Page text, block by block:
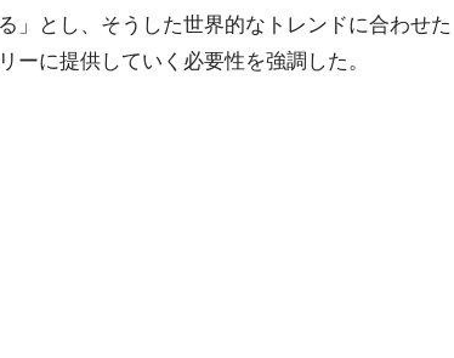
」とし、そうした世界的なトレンドに合わせた
ーに提供していく必要性を強調した。